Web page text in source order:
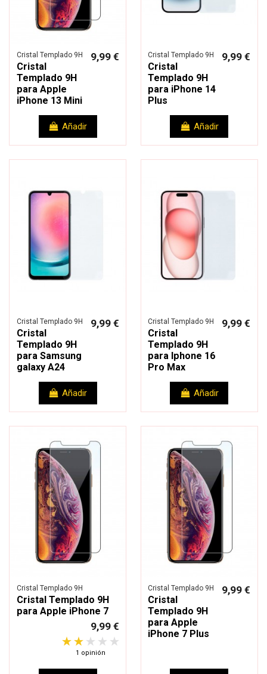
Cristal Templado 9H
Cristal
Templado 9H
para Apple
iPhone 13 Mini
9,99 €
Añadir
Cristal Templado 9H
Cristal
Templado 9H
para iPhone 14
Plus
9,99 €
Añadir
Cristal Templado 9H
Cristal
Templado 9H
para Samsung
galaxy A24
9,99 €
Añadir
Cristal Templado 9H
Cristal
Templado 9H
para Iphone 16
Pro Max
9,99 €
Añadir
Cristal Templado 9H
Cristal Templado 9H
para Apple iPhone 7
9,99 €
1 opinión
Cristal Templado 9H
Cristal
Templado 9H
para Apple
iPhone 7 Plus
9,99 €